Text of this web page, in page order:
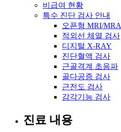
비급여 현황
특수 진단 검사 안내
오픈형 MRI/MRA
적외선 체열 검사
디지털 X-RAY
진단혈액 검사
근골격계 초음파
골다공증 검사
근전도 검사
감각기능 검사
진료 내용